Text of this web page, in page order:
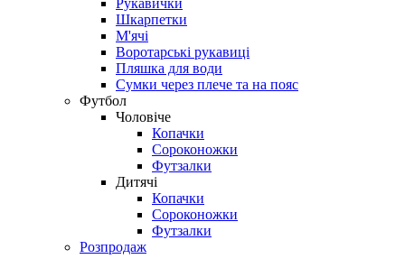
Рукавички
Шкарпетки
М'ячі
Воротарські рукавиці
Пляшка для води
Сумки через плече та на пояс
Футбол
Чоловіче
Копачки
Сороконожки
Футзалки
Дитячі
Копачки
Сороконожки
Футзалки
Розпродаж